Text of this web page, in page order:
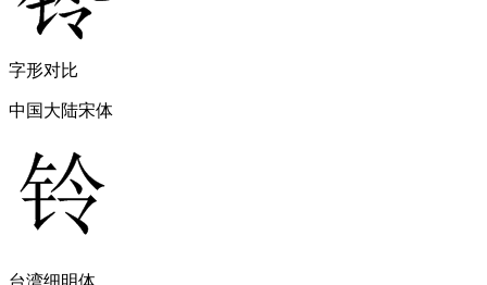
字形对比
中国大陆宋体
台湾细明体